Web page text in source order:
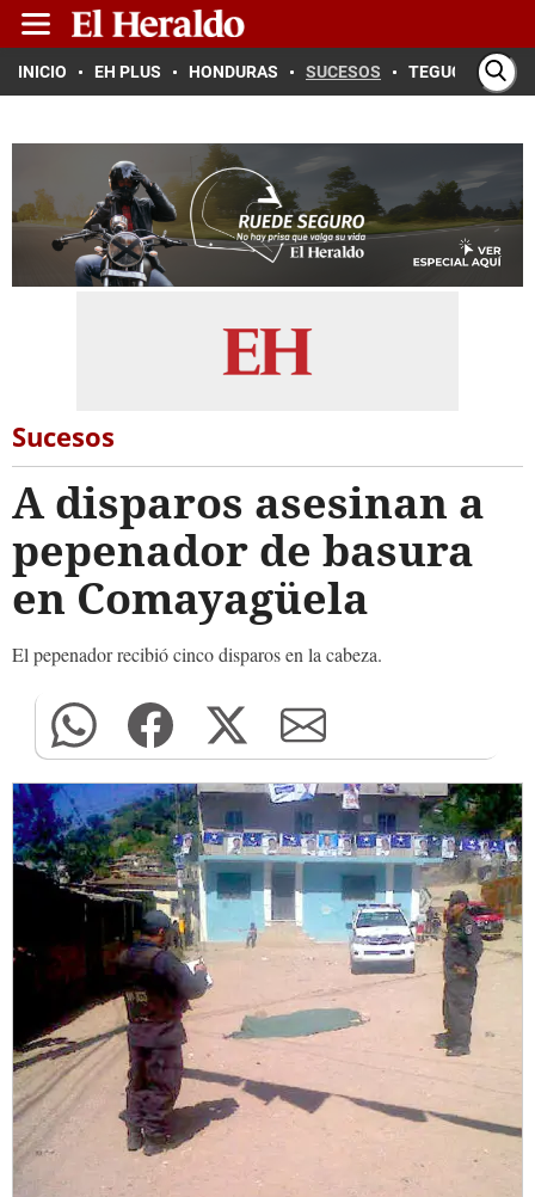
INICIO EH PLUS HONDURAS SUCESOS TEGUCIGALPA
Sucesos
A disparos asesinan a
pepenador de basura
en Comayagüela
El pepenador recibió cinco disparos en la cabeza.